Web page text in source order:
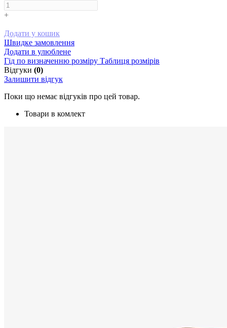
+
Додати у кошик
Швидке замовлення
Додати в улюблене
Гід по визначенню розміру Таблиця розмірів
Відгуки (0)
Залишити відгук
Поки що немає відгуків про цей товар.
Товари в комлект